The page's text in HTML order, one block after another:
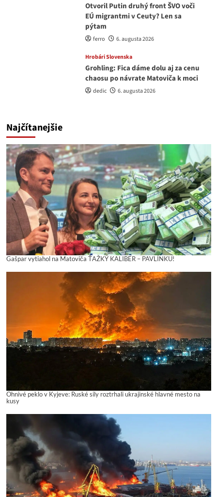
Otvoril Putin druhý front ŠVO voči
EÚ migrantmi v Ceuty? Len sa
pýtam
ferro 6. augusta 2026
Hrobári Slovenska
Grohling: Fica dáme dolu aj za cenu
chaosu po návrate Matoviča k moci
dedic 6. augusta 2026
Najčítanejšie
Gašpar vytiahol na Matoviča ŤAŽKÝ KALIBER – PAVLÍNKU!
Ohnivé peklo v Kyjeve: Ruské sily roztrhali ukrajinské hlavné mesto na
kusy